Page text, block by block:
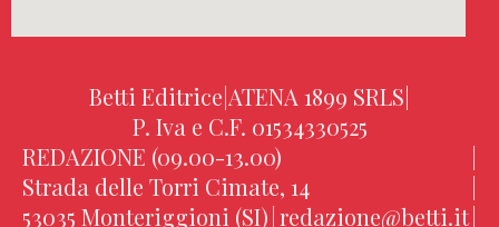
Betti Editrice|ATENA 1899 SRLS|
P. Iva e C.F. 01534330525
REDAZIONE (09.00-13.00)
|
Strada delle Torri Cimate, 14
|
53035 Monteriggioni (SI)|redazione@betti.it|